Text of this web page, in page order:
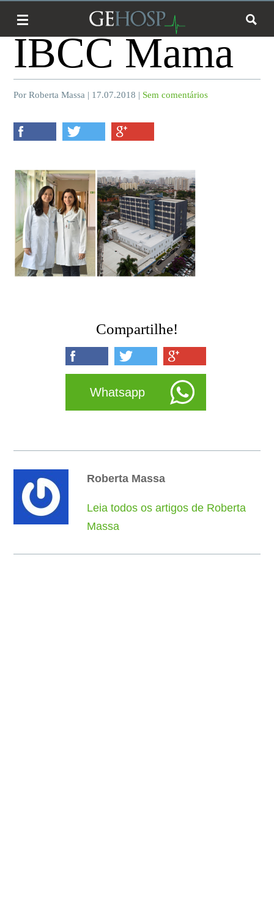
IBCC Mama
Por Roberta Massa | 17.07.2018 | Sem comentários
Compartilhe!
Whatsapp
Roberta Massa
Leia todos os artigos de Roberta
Massa